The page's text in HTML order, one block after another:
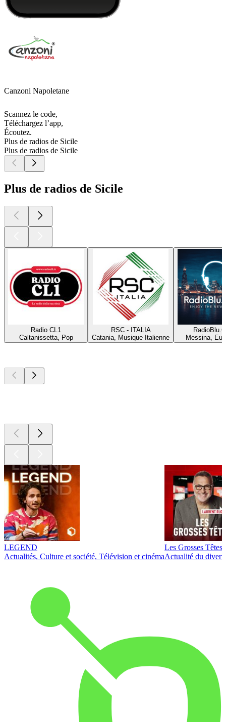
Canzoni Napoletane
Scannez le code,
Téléchargez l’app,
Écoutez.
Plus de radios de Sicile
Plus de radios de Sicile
Plus de radios de Sicile
Radio CL1
Caltanissetta, Pop
RSC - ITALIA
Catania, Musique Italienne
Messina,
LEGEND
Actualités, Culture et société, Télévision et cinéma
Les Grosses Têtes
Actualité du